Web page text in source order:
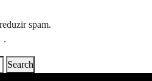
spam.
.
Search